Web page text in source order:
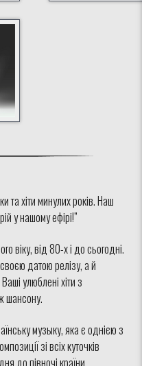
та хіти минулих років. Наш
у нашому ефірі!”
віку, від 80-х і до сьогодні.
датою релізу, а й
улюблені хіти з
шансону.
музыку, яка є однією з
зі всіх куточків